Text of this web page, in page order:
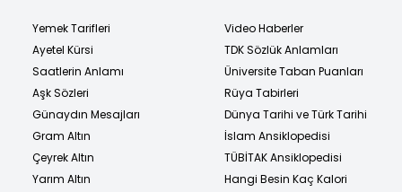
Yemek Tarifleri
Ayetel Kürsi
Saatlerin Anlamı
Aşk Sözleri
Günaydın Mesajları
Gram Altın
Çeyrek Altın
Yarım Altın
Video Haberler
TDK Sözlük Anlamları
Üniversite Taban Puanları
Rüya Tabirleri
Dünya Tarihi ve Türk Tarihi
İslam Ansiklopedisi
TÜBİTAK Ansiklopedisi
Hangi Besin Kaç Kalori